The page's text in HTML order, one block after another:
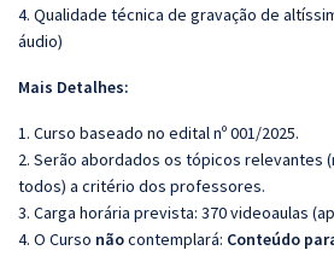
4. Qualidade técnica de gravação de
áudio)
Mais Detalhes:
1. Curso baseado no edital nº 001/2025.
2. Serão abordados os tópicos relevantes
todos) a critério dos professores.
3. Carga horária prevista: 370 videoaulas
4. O Curso nãocontemplará: Conteúdo